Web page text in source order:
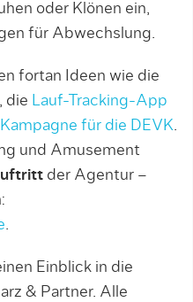
oder Klönen ein,
für Abwechslung.
fortan Ideen wie die
, die Lauf-Tracking-App
Kampagne für die DEVK.
und Amusement
der Agentur –
.
Einblick in die
& Partner. Alle